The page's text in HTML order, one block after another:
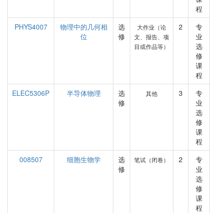
程
PHYS4007
物理中的几何相
位
选
修
大作业（论
文、报告、项
目或作品等）
2
专
业
选
修
课
程
ELEC5306P
半导体物理
选
修
其他 3
专
业
选
修
课
程
008507
细胞生物学
选
修
笔试（闭卷） 2
专
业
选
修
课
程